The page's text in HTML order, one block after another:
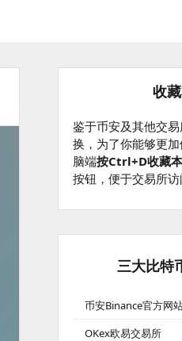
收
鉴于币安及其他交
换，为了你能够更
脑端按Ctrl+D收藏
按钮，便于交易所访
三大比特
币安Binance官方网
OKex欧易交易所